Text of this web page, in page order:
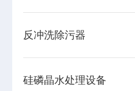
反冲洗除污器
硅磷晶水处理设备